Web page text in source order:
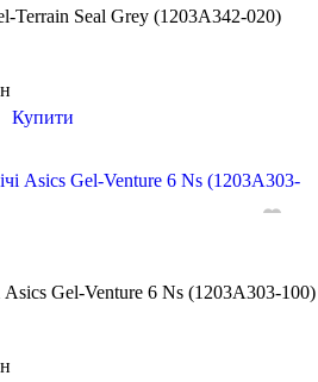
Terrain Seal Grey (1203A342-020)
Купити
Asics Gel-Venture 6 Ns (1203A303-100)